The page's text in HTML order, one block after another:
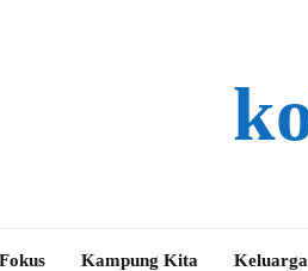
Fokus Kampung Kita